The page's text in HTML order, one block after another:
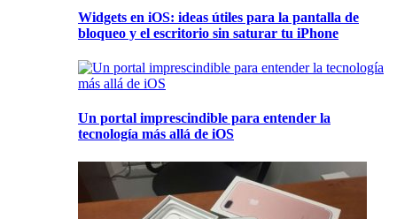
Widgets en iOS: ideas útiles para la pantalla de
bloqueo y el escritorio sin saturar tu iPhone
Un portal imprescindible para entender la
tecnología más allá de iOS